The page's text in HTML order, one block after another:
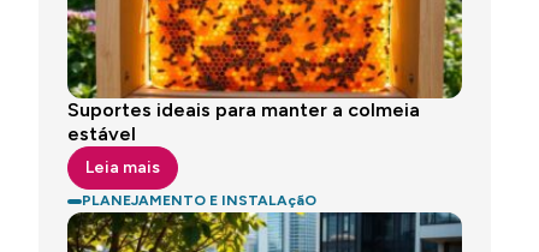
Suportes ideais para manter a colmeia
estável
Leia mais
PLANEJAMENTO E INSTALAçãO